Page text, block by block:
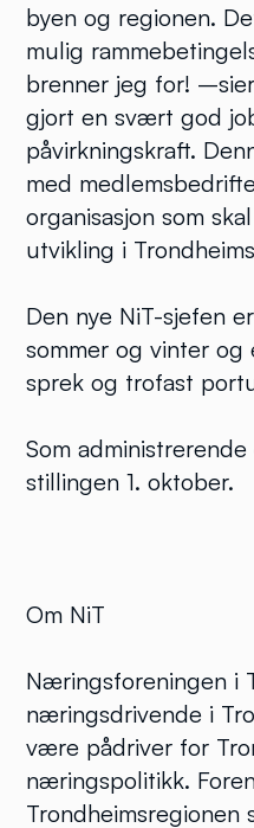
byen og regionen.
mulig
brenner jeg for!
gjort en svært god
påvirkningskraft.
med
organisasjon som
utvikling i
Den nye NiT-sjefen
sommer og vinter
sprek og trofast
Som
stillingen 1. oktober.
Om NiT
Næringsforeningen i
næringsdrivende i
være pådriver for
næringspolitikk.